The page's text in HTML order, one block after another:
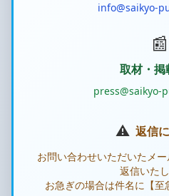
info@saikyo-
📰
取材・掲
press@saikyo-
⚠️ 返信
お問い合わせいただいたメ
返信いたし
お急ぎの場合は件名に【至